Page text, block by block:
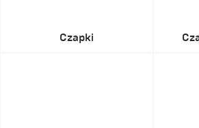
Czapki